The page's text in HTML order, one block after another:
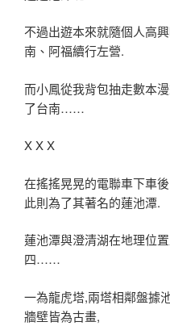
不過出遊本來就隨個人高
南、阿福續行左營.
而小鳳從我背包抽走數本
了台南……
X X X
在搖搖晃晃的電聯車下車
此則為了其著名的蓮池潭.
蓮池潭與澄清湖在地理位
四……
一為龍虎塔,兩塔相鄰盤據
牆壁皆為古畫,